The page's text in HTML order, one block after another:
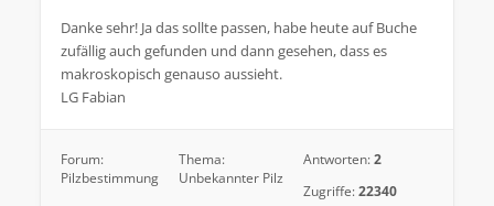
Danke sehr! Ja das sollte passen, habe heute auf Buche
zufällig auch gefunden und dann gesehen, dass es
makroskopisch genauso aussieht.
LG Fabian
Forum:
Pilzbestimmung
Thema:
Unbekannter Pilz
Antworten:2
Zugriffe:22340